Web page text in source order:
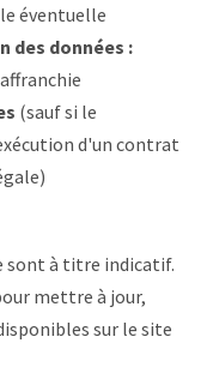
éventuelle
des données :
(sauf si le
d'un contrat
sont à titre indicatif.
mettre à jour,
sur le site